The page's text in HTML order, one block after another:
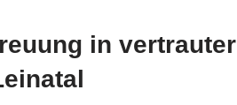
in vertrauter